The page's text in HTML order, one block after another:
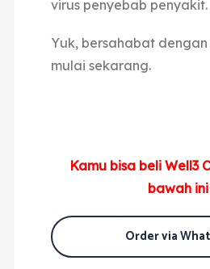
virus penyebab penyakit.
Yuk, bersahabat
mulai sekarang.
Kamu bisa beli Well3
bawah ini
Order via